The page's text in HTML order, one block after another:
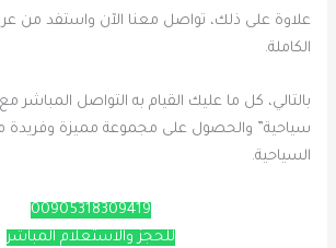
علاوة على ذلك، تواصل معنا الآن واستفد من
الكاملة.
بالتالي، كل ما عليك القيام به التواصل
سياحية” والحصول على مجموعة مميزة وفريدة
السياحية.
00905318309419
للحجز والاستعلام المباشر